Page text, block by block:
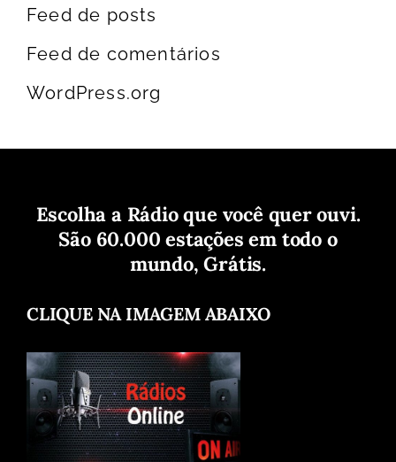
Feed de posts
Feed de comentários
WordPress.org
Escolha a Rádio que você quer ouvi.
São 60.000 estações em todo o
mundo, Grátis.
CLIQUE NA IMAGEM ABAIXO